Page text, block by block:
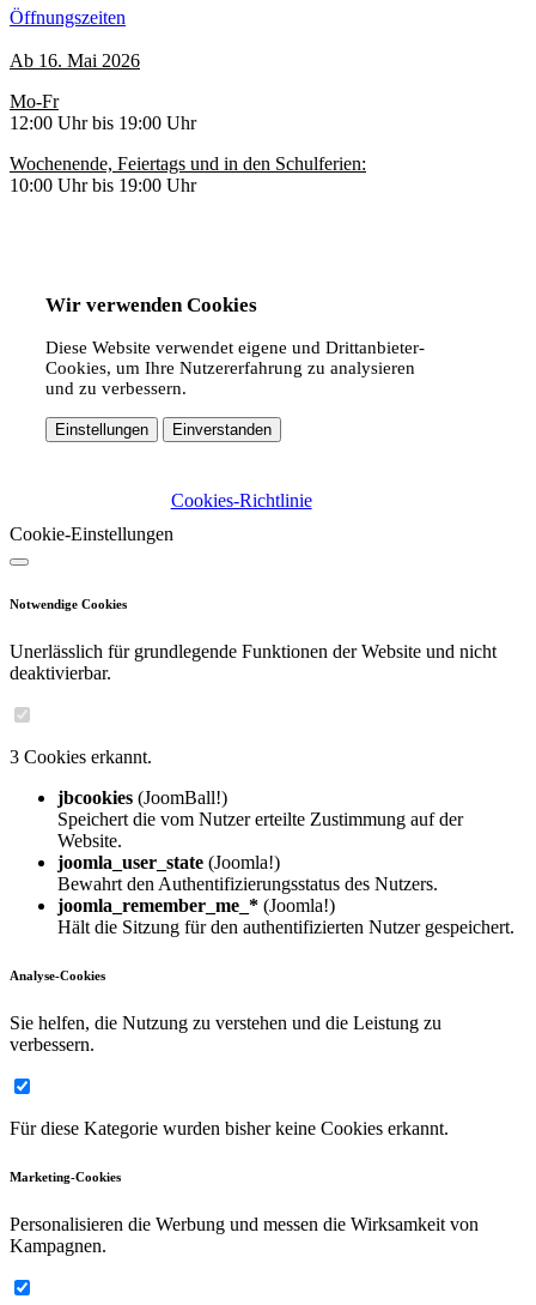
Öffnungszeiten
Ab 16. Mai 2026
Mo-Fr
12:00 Uhr bis 19:00 Uhr
Wochenende, Feiertags und in den Schulferien:
10:00 Uhr bis 19:00 Uhr
Wir verwenden Cookies
Diese Website verwendet eigene und Drittanbieter-
Cookies, um Ihre Nutzererfahrung zu analysieren
und zu verbessern.
Einstellungen Einverstanden
Cookies-Richtlinie
Cookie-Einstellungen
Notwendige Cookies
Unerlässlich für grundlegende Funktionen der Website und nicht
deaktivierbar.
3 Cookies erkannt.
jbcookies (JoomBall!)
Speichert die vom Nutzer erteilte Zustimmung auf der
Website.
joomla_user_state (Joomla!)
Bewahrt den Authentifizierungsstatus des Nutzers.
joomla_remember_me_* (Joomla!)
Hält die Sitzung für den authentifizierten Nutzer gespeichert.
Analyse-Cookies
Sie helfen, die Nutzung zu verstehen und die Leistung zu
verbessern.
Für diese Kategorie wurden bisher keine Cookies erkannt.
Marketing-Cookies
Personalisieren die Werbung und messen die Wirksamkeit von
Kampagnen.